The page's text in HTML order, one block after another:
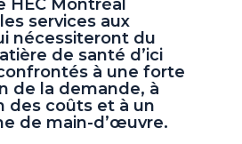
HEC Montréal
services aux
nécessiteront du
de santé d’ici
à une forte
de la demande, à
des coûts et à un
de main-d’œuvre.